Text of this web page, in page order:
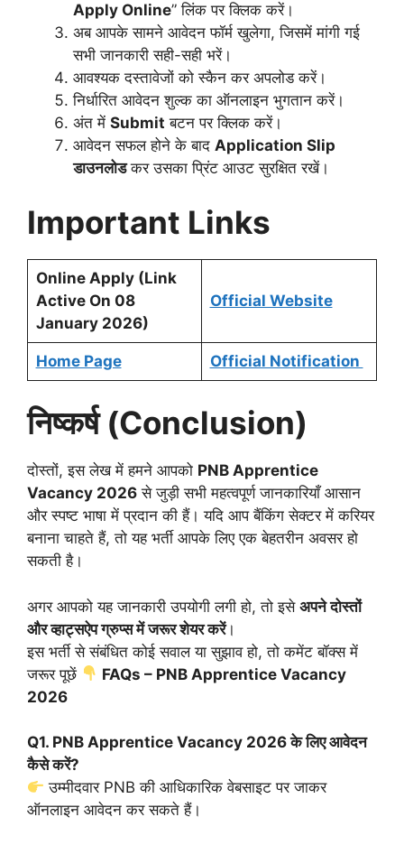
Apply Online” लिंक पर क्लिक करें।
अब आपके सामने आवेदन फॉर्म खुलेगा, जिसमें मांगी गई
सभी जानकारी सही-सही भरें।
आवश्यक दस्तावेजों को स्कैन कर अपलोड करें।
निर्धारित आवेदन शुल्क का ऑनलाइन भुगतान करें।
अंत में Submit बटन पर क्लिक करें।
आवेदन सफल होने के बाद Application Slip
डाउनलोडकर उसका प्रिंट आउट सुरक्षित रखें।
Important Links
Online Apply (Link
Active On 08
January 2026)
Official Website
Home Page Official Notification
निष्कर्ष (Conclusion)
दोस्तों, इस लेख में हमने आपको PNB Apprentice
Vacancy 2026 से जुड़ी सभी महत्वपूर्ण जानकारियाँ आसान
और स्पष्ट भाषा में प्रदान की हैं। यदि आप बैंकिंग सेक्टर में करियर
बनाना चाहते हैं, तो यह भर्ती आपके लिए एक बेहतरीन अवसर हो
सकती है।
अगर आपको यह जानकारी उपयोगी लगी हो, तो इसे अपने दोस्तों
और व्हाट्सऐप ग्रुप्स में जरूर शेयर करें।
इस भर्ती से संबंधित कोई सवाल या सुझाव हो, तो कमेंट बॉक्स में
जरूर पूछें
FAQs – PNB Apprentice Vacancy
2026
Q1. PNB Apprentice Vacancy 2026 के लिए आवेदन
कैसे करें?
उम्मीदवार PNB की आधिकारिक वेबसाइट पर जाकर
ऑनलाइन आवेदन कर सकते हैं।